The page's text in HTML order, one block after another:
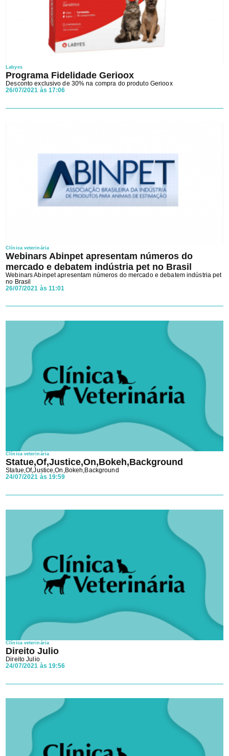
Labyes
Programa Fidelidade Gerioox
Desconto exclusivo de 30% na compra do produto Gerioox
26/07/2021 às 17:06
Clínica veterinária
Webinars Abinpet apresentam números do
mercado e debatem indústria pet no Brasil
Webinars Abinpet apresentam números do mercado e debatem indústria pet
no Brasil
26/07/2021 às 11:01
Clínica veterinária
Statue,Of,Justice,On,Bokeh,Background
Statue,Of,Justice,On,Bokeh,Background
24/07/2021 às 19:59
Clínica veterinária
Direito Julio
Direito Julio
24/07/2021 às 19:56